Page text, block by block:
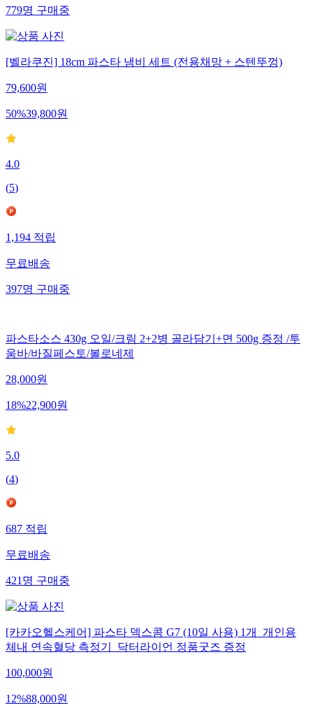
779명 구매중
[벨라쿠진] 18cm 파스타 냄비 세트 (전용채망 + 스텐뚜껑)
79,600원
50%39,800원
4.0
(5)
1,194 적립
무료배송
397명 구매중
파스타소스 430g 오일/크림 2+2병 골라담기+면 500g 증정 /투
움바/바질페스토/볼로네제
28,000원
18%22,900원
5.0
(4)
687적립
무료배송
421명구매중
[카카오헬스케어] 파스타 덱스콤 G7 (10일 사용) 1개_개인용
체내 연속혈당 측정기_닥터라이언 정품굿즈 증정
100,000원
12%88,000원